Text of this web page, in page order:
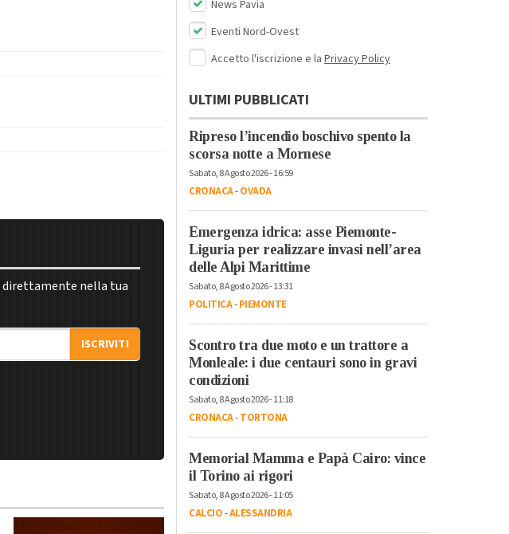
direttamente nella tua
ISCRIVITI
News Pavia
Eventi Nord-Ovest
Accetto l'iscrizione e la Privacy Policy
ULTIMI PUBBLICATI
Ripreso l’incendio boschivo spento la
scorsa notte a Mornese
Sabato, 8 Agosto 2026 - 16:59
CRONACA-OVADA
Emergenza idrica: asse Piemonte-
Liguria per realizzare invasi nell’area
delle Alpi Marittime
Sabato, 8 Agosto 2026 - 13:31
POLITICA-PIEMONTE
Scontro tra due moto e un trattore a
Monleale: i due centauri sono in gravi
condizioni
Sabato, 8 Agosto 2026 - 11:18
CRONACA-TORTONA
Memorial Mamma e Papà Cairo: vince
il Torino ai rigori
Sabato, 8 Agosto 2026 - 11:05
CALCIO-ALESSANDRIA